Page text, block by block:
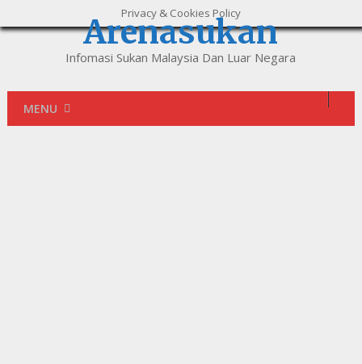
Arenasukan
Infomasi Sukan Malaysia Dan Luar Negara
MENU
Privacy & Cookies Policy